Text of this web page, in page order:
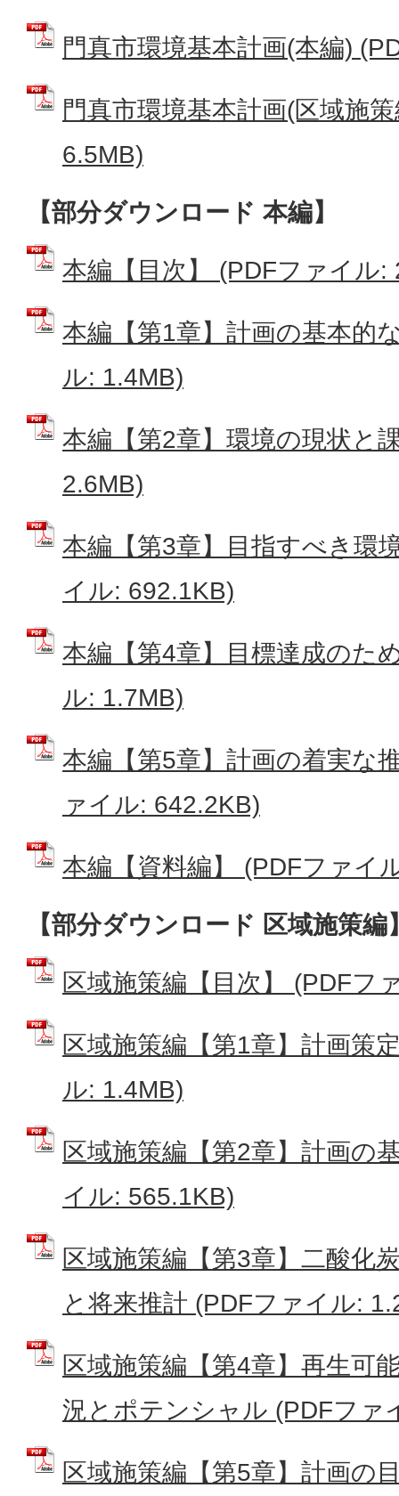
門真市環境基本計画(本編)
門真市環境基本計画(区域施
6.5MB)
【部分ダウンロード 本編】
本編【目次】 (PDFファイル:
本編【第1章】計画の基本的
ル: 1.4MB)
本編【第2章】環境の現状と
2.6MB)
本編【第3章】目指すべき環
イル: 692.1KB)
本編【第4章】目標達成のた
ル: 1.7MB)
本編【第5章】計画の着実な
ァイル: 642.2KB)
本編【資料編】 (PDFファイ
【部分ダウンロード 区域施策編
区域施策編【目次】 (PDFフ
区域施策編【第1章】計画策
ル: 1.4MB)
区域施策編【第2章】計画の
イル: 565.1KB)
区域施策編【第3章】二酸化
と将来推計 (PDFファイル:
区域施策編【第4章】再生可
況とポテンシャル (PDFファ
区域施策編【第5章】計画の